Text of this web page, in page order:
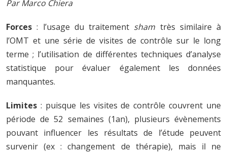
Par Marco Chiera
Forces : l’usage du traitement sham très similaire à
l’OMT et une série de visites de contrôle sur le long
terme ; l’utilisation de différentes techniques d’analyse
statistique pour évaluer également les données
manquantes.
Limites : puisque les visites de contrôle couvrent une
période de 52 semaines (1an), plusieurs évènements
pouvant influencer les résultats de l’étude peuvent
survenir (ex : changement de thérapie), mais il ne